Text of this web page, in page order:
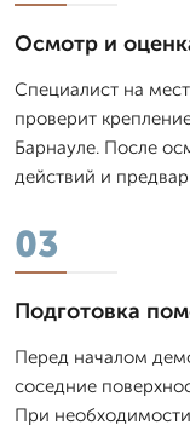
Осмотр и
Специалист на
проверит
Барнауле. После
действий и
03
Подготовка
Перед началом
соседние
При